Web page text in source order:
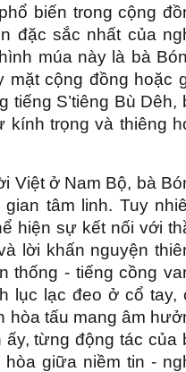
biến trong cộng
đặc sắc nhất của
múa này là bà
mặt cộng đồng hoặc
S’tiêng Bù Dêh,
kính trọng và thiêng
Việt ở Nam Bộ, bà
tâm linh. Tuy
hiện sự kết nối với
lời khấn nguyện
thống - tiếng cồng
lục lạc đeo ở cổ tay,
hòa tấu mang âm
từng động tác của
giữa niềm tin -